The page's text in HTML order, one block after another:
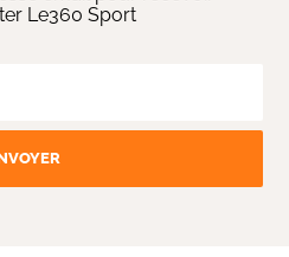
Le360 Sport